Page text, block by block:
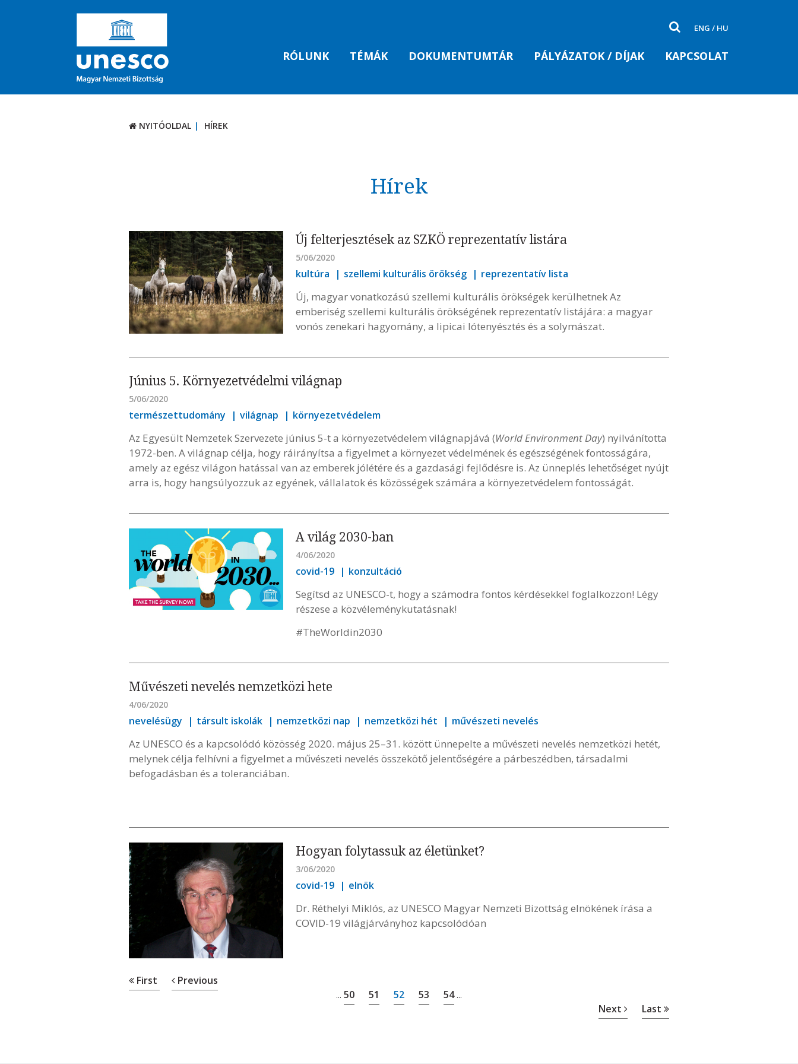
ENG / HU
RÓLUNK TÉMÁK DOKUMENTUMTÁR PÁLYÁZATOK / DÍJAK KAPCSOLAT
NYITÓOLDAL HÍREK
Hírek
Új felterjesztések az SZKÖ reprezentatív listára
5/06/2020
kultúra szellemi kulturális örökség reprezentatív lista
Új, magyar vonatkozású szellemi kulturális örökségek kerülhetnek Az
emberiség szellemi kulturális örökségének reprezentatív listájára: a magyar
vonós zenekari hagyomány, a lipicai lótenyésztés és a solymászat.
Június 5. Környezetvédelmi világnap
5/06/2020
természettudomány világnap környezetvédelem
Az Egyesült Nemzetek Szervezete június 5-t a környezetvédelem világnapjává (World Environment Day) nyilvánította
1972-ben. A világnap célja, hogy ráirányítsa a figyelmet a környezet védelmének és egészségének fontosságára,
amely az egész világon hatással van az emberek jólétére és a gazdasági fejlődésre is. Az ünneplés lehetőséget nyújt
arra is, hogy hangsúlyozzuk az egyének, vállalatok és közösségek számára a környezetvédelem fontosságát.
A világ 2030-ban
4/06/2020
covid-19 konzultáció
Segítsd az UNESCO-t, hogy a számodra fontos kérdésekkel foglalkozzon! Légy
részese a közvéleménykutatásnak!
#TheWorldin2030
Művészeti nevelés nemzetközi hete
4/06/2020
nevelésügy társult iskolák nemzetközi nap nemzetközi hét művészeti nevelés
Az UNESCO és a kapcsolódó közösség 2020. május 25–31. között ünnepelte a művészeti nevelés nemzetközi hetét,
melynek célja felhívni a figyelmet a művészeti nevelés összekötő jelentőségére a párbeszédben, társadalmi
befogadásban és a toleranciában.
Hogyan folytassuk az életünket?
3/06/2020
covid-19 elnök
Dr. Réthelyi Miklós, az UNESCO Magyar Nemzeti Bizottság elnökének írása a
COVID-19 világjárványhoz kapcsolódóan
First Previous
... 50 51 52 53 54...
Next Last